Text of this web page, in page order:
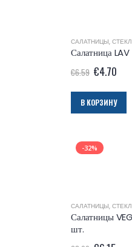
САЛАТНИЦЫ,
Салатница
€6.59 €4.70
В КОРЗИНУ
-32%
САЛАТНИЦЫ,
Салатницы
шт.